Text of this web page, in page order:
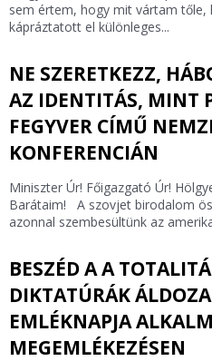
sem értem, hogy mit vártam tőle,
kápráztatott el különleges...
NE SZERETKEZZ,
AZ IDENTITÁS, MINT
FEGYVER CÍMŰ
KONFERENCIÁN
Miniszter Úr! Főigazgató Úr!
Barátaim! A szovjet birodalom
azonnal szembesültünk az
BESZÉD A A
DIKTATÚRÁK
EMLÉKNAPJA
MEGEMLÉKEZÉSEN